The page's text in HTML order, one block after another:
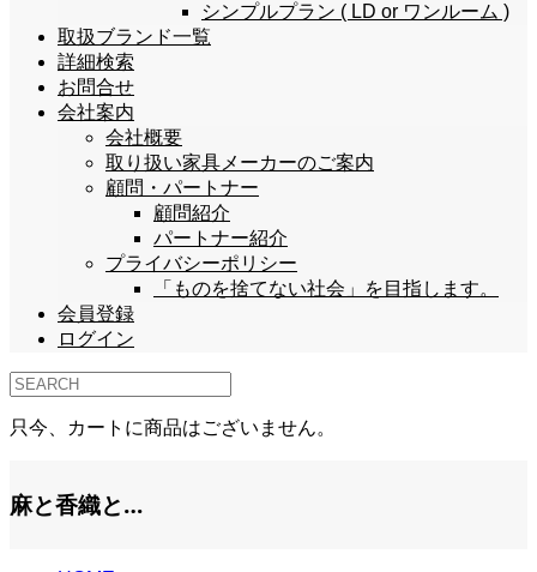
シンプルプラン ( LD or ワンルーム )
取扱ブランド一覧
詳細検索
お問合せ
会社案内
会社概要
取り扱い家具メーカーのご案内
顧問・パートナー
顧問紹介
パートナー紹介
プライバシーポリシー
「ものを捨てない社会」を目指します。
会員登録
ログイン
只今、カートに商品はございません。
麻と香織と…